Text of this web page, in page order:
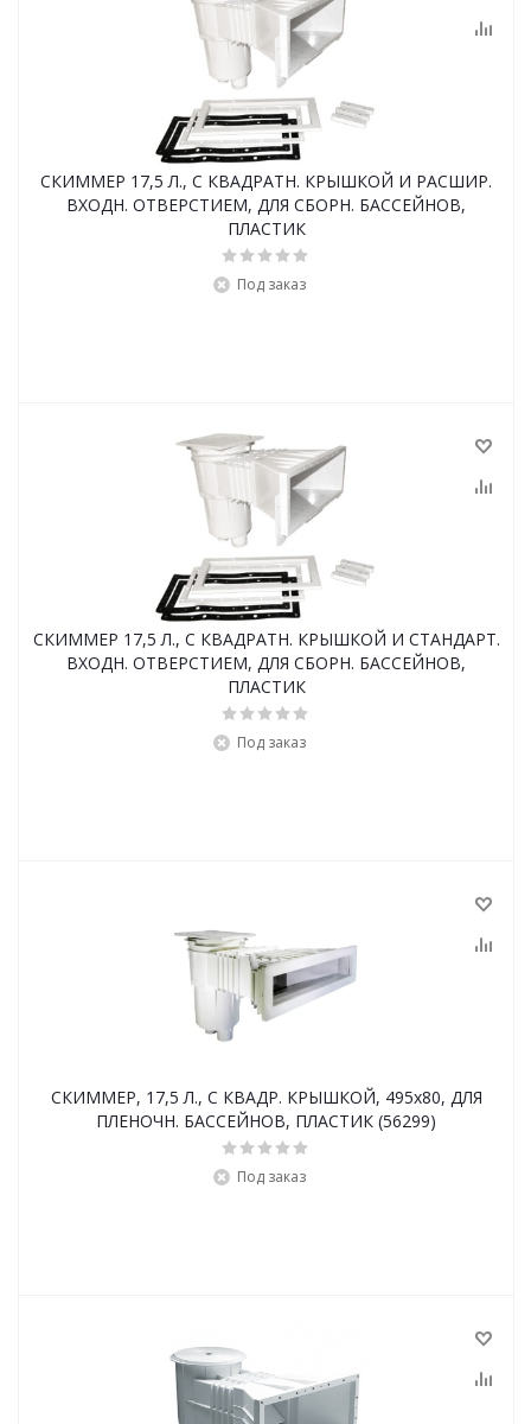
СКИММЕР 17,5 Л., С КВАДРАТН. КРЫШКОЙ И РАСШИР.
ВХОДН. ОТВЕРСТИЕМ, ДЛЯ СБОРН. БАССЕЙНОВ,
ПЛАСТИК
Под заказ
СКИММЕР 17,5 Л., С КВАДРАТН. КРЫШКОЙ И СТАНДАРТ.
ВХОДН. ОТВЕРСТИЕМ, ДЛЯ СБОРН. БАССЕЙНОВ,
ПЛАСТИК
Под заказ
СКИММЕР, 17,5 Л., С КВАДР. КРЫШКОЙ, 495x80, ДЛЯ
ПЛЕНОЧН. БАССЕЙНОВ, ПЛАСТИК (56299)
Под заказ